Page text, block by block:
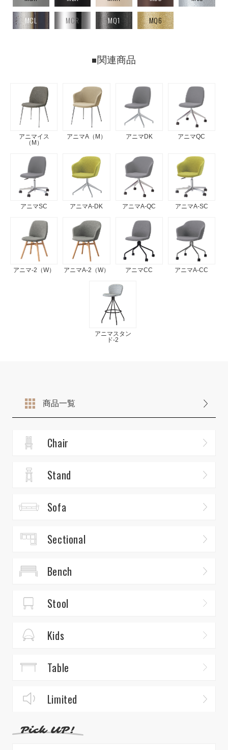
MCL MCR MQ1 MQ6
関連商品
アニマイス
（M）
アニマA（M） アニマDK アニマQC
アニマSC アニマA-DK アニマA-QC アニマA-SC
アニマ-2（W） アニマA-2（W） アニマCC アニマA-CC
アニマスタン
ド-2
商品一覧
Chair
Stand
Sofa
Sectional
Bench
Stool
Kids
Table
Limited